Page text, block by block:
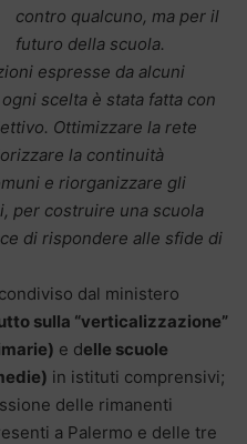
contro qualcuno, ma per il
futuro della scuola.
espresse da alcuni
scelta è stata fatta con
Ottimizzare la rete
la continuità
e riorganizzare gli
per costruire una scuola
di rispondere alle sfide di
dal ministero
sulla “verticalizzazione”
e delle scuole
in istituti comprensivi;
delle rimanenti
a Palermo e delle tre